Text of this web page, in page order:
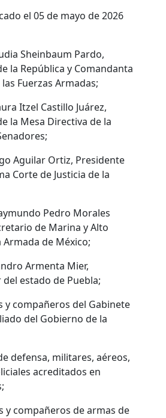
el 05 de mayo de 2026
Sheinbaum Pardo,
la República y Comandanta
Fuerzas Armadas;
Itzel Castillo Juárez,
la Mesa Directiva de la
Aguilar Ortiz, Presidente
Corte de Justicia de la
Pedro Morales
de Marina y Alto
de México;
Armenta Mier,
estado de Puebla;
y compañeros del Gabinete
del Gobierno de la
defensa, militares, aéreos,
acreditados en
y compañeros de armas de